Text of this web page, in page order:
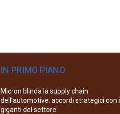
IN PRIMO PIANO
Micron blinda la supply chain
dell’automotive: accordi strategici con i
giganti del settore